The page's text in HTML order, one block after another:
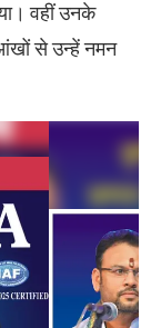
वहीं उनके
से उन्हें नमन